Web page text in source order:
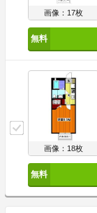
画像：17枚
画像：18枚